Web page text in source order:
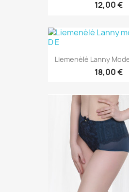
12,00 €
Liemenėlė Lanny
18,00 €